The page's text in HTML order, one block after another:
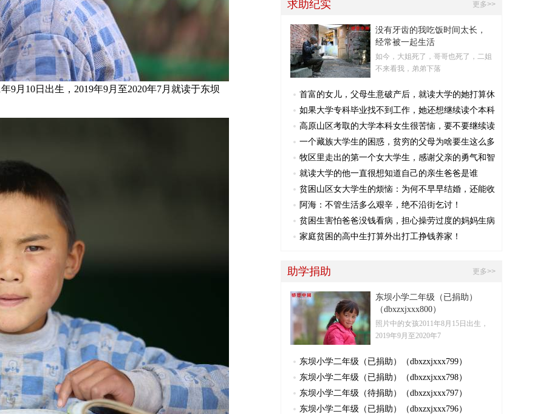
年9月10日 出生， 2019年9月至2020年7月就读于东坝
更多>>
求助纪实
没有牙齿的我吃饭时间太长，
经常被一起生活
如今，大姐死了，哥哥也死了，二姐
不来看我，弟弟下落
首富的女儿，父母生意破产后，就读大学的她打算休
如果大学专科毕业找不到工作，她还想继续读个本科
高原山区考取的大学本科女生很苦恼，要不要继续读
一个藏族大学生的困惑，贫穷的父母为啥要生这么多
牧区里走出的第一个女大学生，感谢父亲的勇气和智
就读大学的他一直很想知道自己的亲生爸爸是谁
贫困山区女大学生的烦恼：为何不早早结婚，还能收
阿海：不管生活多么艰辛，绝不沿街乞讨！
贫困生害怕爸爸没钱看病，担心操劳过度的妈妈生病
家庭贫困的高中生打算外出打工挣钱养家！
更多>>
助学捐助
东坝小学二年级（已捐助）
（dbxzxjxxx800）
照片中的女孩2011年8月15日出生，
2019年9月至2020年7
东坝小学二年级（已捐助）（dbxzxjxxx799）
东坝小学二年级（已捐助）（dbxzxjxxx798）
东坝小学二年级（待捐助）（dbxzxjxxx797）
东坝小学二年级（已捐助）（dbxzxjxxx796）